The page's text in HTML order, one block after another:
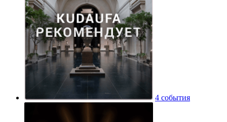
4 события